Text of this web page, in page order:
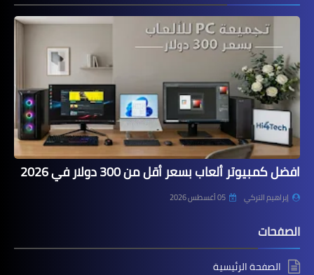
افضل كمبيوتر ألعاب بسعر أقل من 300 دولار في 2026
إبراهيم التركي 05 أغسطس 2026
الصفحات
الصفحة الرئيسية